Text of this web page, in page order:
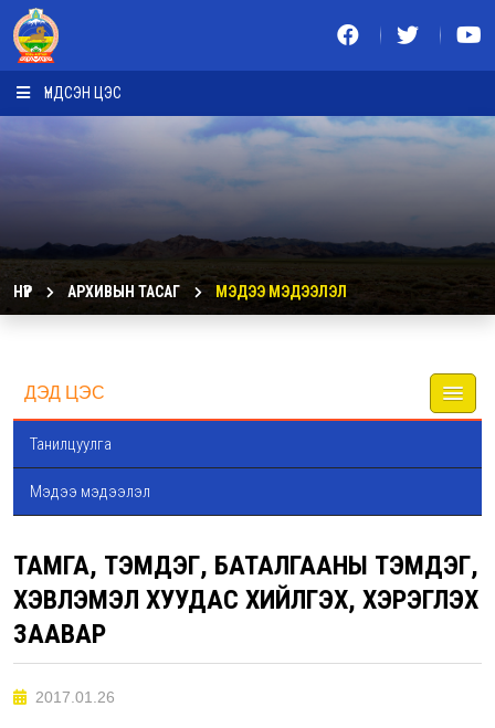
ҮНДСЭН ЦЭС
НҮҮР АРХИВЫН ТАСАГ МЭДЭЭ МЭДЭЭЛЭЛ
ДЭД ЦЭС
Танилцуулга
Мэдээ мэдээлэл
ТАМГА, ТЭМДЭГ, БАТАЛГААНЫ ТЭМДЭГ,
ХЭВЛЭМЭЛ ХУУДАС ХИЙЛГЭХ, ХЭРЭГЛЭХ
ЗААВАР
2017.01.26